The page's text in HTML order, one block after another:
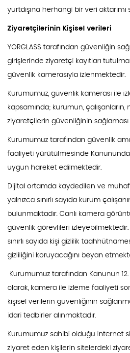
yurtdışına herhangi bir veri
Ziyaretçilerinin Kişisel verileri
YORGLASS tarafından güvenliğin
girişlerinde ziyaretçi kayıtları
güvenlik kamerasıyla izlenmektedir.
Kurumumuz, güvenlik kamerası ile
kapsamında; kurumun,
ziyaretçilerin güvenliğinin
Kurumumuz tarafından güvenlik
faaliyeti yürütülmesinde
uygun hareket edilmektedir.
Dijital ortamda kaydedilen ve
yalnızca sınırlı sayıda kurum
bulunmaktadır. Canlı kamera
güvenlik görevlileri izleyebilmektedir.
sınırlı sayıda kişi gizlilik
gizliliğini koruyacağını beyan
Kurumumuz tarafından Kanunun
olarak, kamera ile izleme faaliyeti
kişisel verilerin güvenliğinin
idari tedbirler alınmaktadır.
Kurumumuz sahibi olduğu internet
ziyaret eden kişilerin sitelerdeki